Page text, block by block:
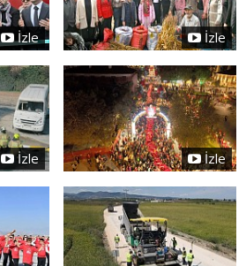
İzle İzle
İzle İzle